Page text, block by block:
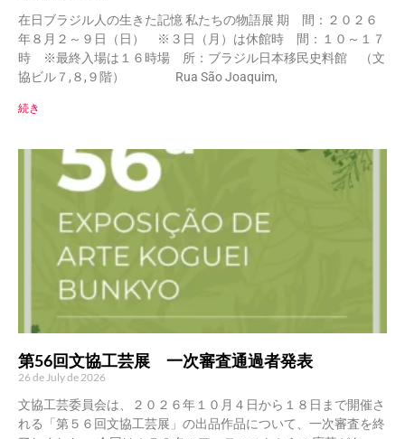
在日ブラジル人の生きた記憶 私たちの物語展 期 間：２０２６
年８月２～９日（日） ※３日（月）は休館時 間：１０～１７
時 ※最終入場は１６時場 所：ブラジル日本移民史料館 （文
協ビル７,８,９階） Rua São Joaquim,
続き
第56回文協工芸展 一次審査通過者発表
26 de July de 2026
文協工芸委員会は、２０２６年１０月４日から１８日まで開催さ
れる「第５６回文協工芸展」の出品作品について、一次審査を終